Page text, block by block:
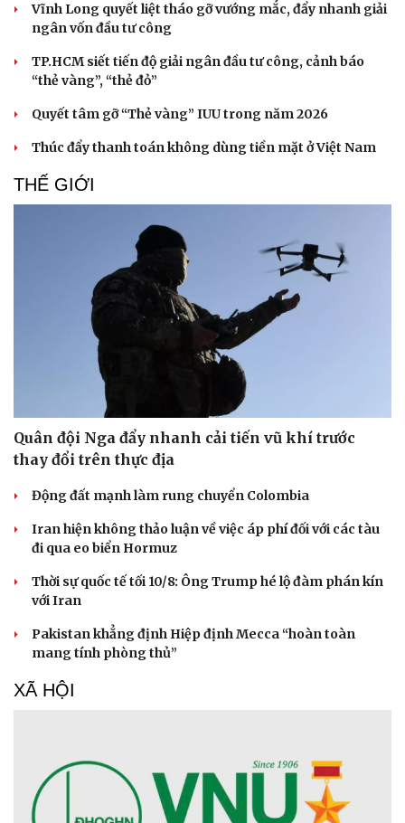
Doanh nghiệp
Công nghệ
Vĩnh Long quyết liệt tháo gỡ vướng mắc, đẩy nhanh giải
ngân vốn đầu tư công
TP.HCM siết tiến độ giải ngân đầu tư công, cảnh báo
“thẻ vàng”, “thẻ đỏ”
Quyết tâm gỡ “Thẻ vàng” IUU trong năm 2026
Thúc đẩy thanh toán không dùng tiền mặt ở Việt Nam
THẾ GIỚI
Quân đội Nga đẩy nhanh cải tiến vũ khí trước
thay đổi trên thực địa
Động đất mạnh làm rung chuyển Colombia
Iran hiện không thảo luận về việc áp phí đối với các tàu
đi qua eo biển Hormuz
Thời sự quốc tế tối 10/8: Ông Trump hé lộ đàm phán kín
với Iran
Pakistan khẳng định Hiệp định Mecca “hoàn toàn
mang tính phòng thủ”
XÃ HỘI